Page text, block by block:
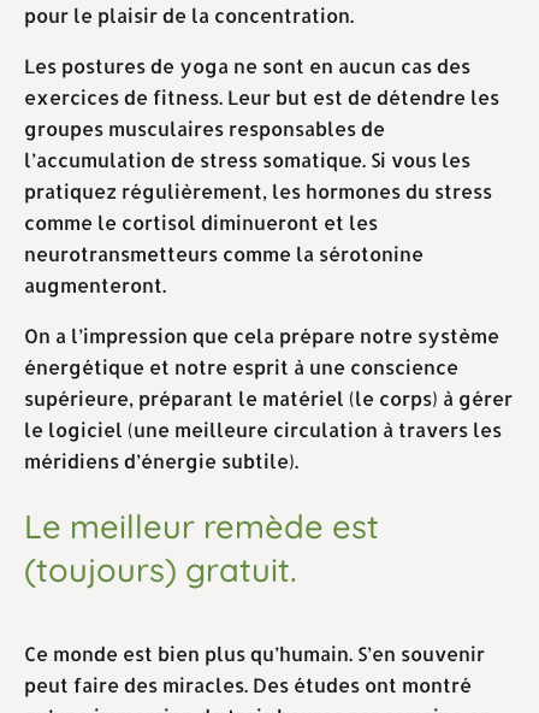
pour le plaisir de la concentration.
Les postures de yoga ne sont en aucun cas des
exercices de fitness. Leur but est de détendre les
groupes musculaires responsables de
l’accumulation de stress somatique. Si vous les
pratiquez régulièrement, les hormones du stress
comme le cortisol diminueront et les
neurotransmetteurs comme la sérotonine
augmenteront.
On a l’impression que cela prépare notre système
énergétique et notre esprit à une conscience
supérieure, préparant le matériel (le corps) à gérer
le logiciel (une meilleure circulation à travers les
méridiens d’énergie subtile).
Le meilleur remède est
(toujours) gratuit.
Ce monde est bien plus qu’humain. S’en souvenir
peut faire des miracles. Des études ont montré